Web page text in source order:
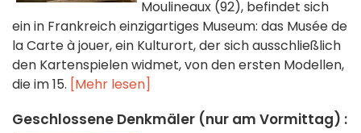
Moulineaux (92), befindet sich
ein in Frankreich einzigartiges Museum: das Musée de
la Carte à jouer, ein Kulturort, der sich ausschließlich
den Kartenspielen widmet, von den ersten Modellen,
die im 15. [Mehr lesen]
Geschlossene Denkmäler (nur am Vormittag) :